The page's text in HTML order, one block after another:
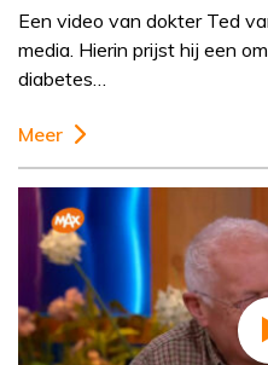
Een video van dokter Ted
media. Hierin prijst hij een
diabetes…
Meer